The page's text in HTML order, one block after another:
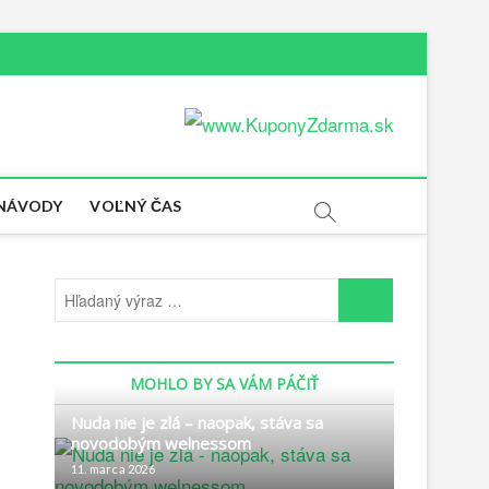
VOĽNÝ ČAS
MOHLO BY SA VÁM PÁČIŤ
Nuda nie je zlá – naopak, stáva sa
novodobým welnessom
11. marca 2026